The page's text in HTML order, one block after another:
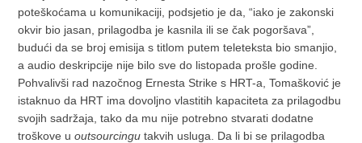
poteškoćama u komunikaciji, podsjetio je da, “iako je zakonski
okvir bio jasan, prilagodba je kasnila ili se čak pogoršava”,
budući da se broj emisija s titlom putem teleteksta bio smanjio,
a audio deskripcije nije bilo sve do listopada prošle godine.
Pohvalivši rad nazočnog Ernesta Strike s HRT-a, Tomašković je
istaknuo da HRT ima dovoljno vlastitih kapaciteta za prilagodbu
svojih sadržaja, tako da mu nije potrebno stvarati dodatne
troškove uoutsourcingu takvih usluga. Da li bi se prilagodba